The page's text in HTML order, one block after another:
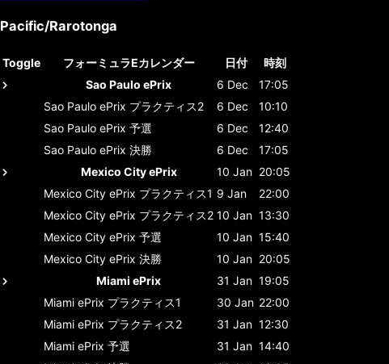
Pacific/Rarotonga
Toggle フォーミュラEカレンダー 日付
時刻
Sao Paulo ePrix
6 Dec
17:05
Sao Paulo ePrix プラクティス2 6 Dec
10:10
Sao Paulo ePrix 予選 6 Dec
12:40
Sao Paulo ePrix 決勝 6 Dec
17:05
Mexico City ePrix
10 Jan 20:05
Mexico City ePrix プラクティス1 9 Jan
22:00
Mexico City ePrix プラクティス2 10 Jan 13:30
Mexico City ePrix 予選 10 Jan 15:40
Mexico City ePrix 決勝 10 Jan 20:05
Miami ePrix
31 Jan 19:05
Miami ePrix プラクティス1 30 Jan 22:00
Miami ePrix プラクティス2 31 Jan 12:30
Miami ePrix 予選 31 Jan 14:40